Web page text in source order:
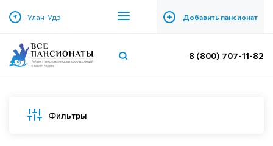
Улан-Удэ + Добавить пансионат
8 (800) 707-11-82
Фильтры